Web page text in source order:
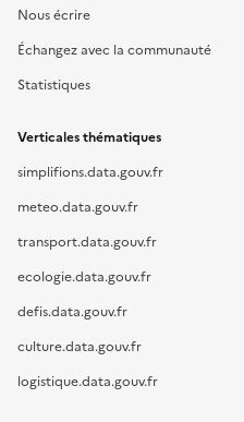
Nous écrire
Échangez avec la communauté
Statistiques
Verticales thématiques
simplifions.data.gouv.fr
meteo.data.gouv.fr
transport.data.gouv.fr
ecologie.data.gouv.fr
defis.data.gouv.fr
culture.data.gouv.fr
logistique.data.gouv.fr